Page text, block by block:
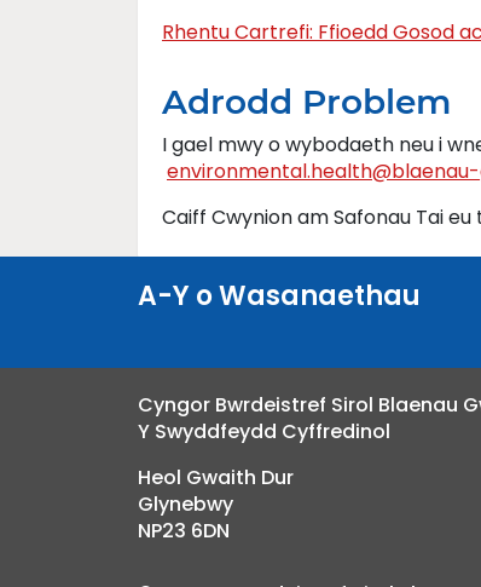
Rhentu Cartrefi: Ffioedd Gosod
Adrodd Problem
I gael mwy o wybodaeth neu i
Caiff Cwynion am Safonau Tai eu
A-Y o Wasanaethau
Cyngor Bwrdeistref Sirol Blaenau
Y Swyddfeydd Cyffredinol
Heol Gwaith Dur
Glynebwy
NP23 6DN